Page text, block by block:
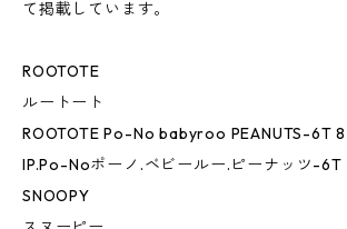
て掲載しています。
ROOTOTE
ルートート
ROOTOTE Po-No babyroo PEANUTS-6T
IP.Po-Noポーノ.ベビールー.ピーナッツ-6T
SNOOPY